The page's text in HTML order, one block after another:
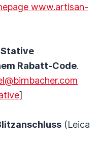
www.artisan-
Stative
Rabatt-Code.
]
(Leica